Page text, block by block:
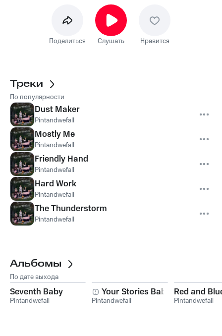
Поделиться Слушать Нравится
Треки
По популярности
Dust Maker
Pintandwefall
Mostly Me
Pintandwefall
Friendly Hand
Pintandwefall
Hard Work
Pintandwefall
The Thunderstorm
Pintandwefall
Альбомы
По дате выхода
Seventh Baby
Pintandwefall
Your Stories Baby
Pintandwefall
Red and
Pintandwefall